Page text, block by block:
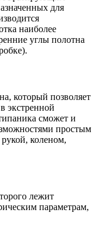
для
наиболее
углы полотна
который позволяет
экстренной
сможет и
простым
коленом,
лежит
параметрам,